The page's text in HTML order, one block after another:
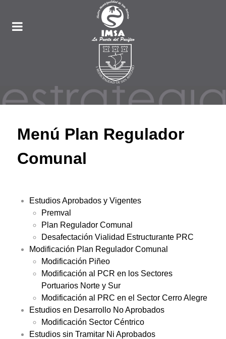
Menú Plan Regulador
Comunal
Estudios Aprobados y Vigentes
Premval
Plan Regulador Comunal
Desafectación Vialidad Estructurante PRC
Modificación Plan Regulador Comunal
Modificación Piñeo
Modificación al PCR en los Sectores
Portuarios Norte y Sur
Modificación al PRC en el Sector Cerro Alegre
Estudios en Desarrollo No Aprobados
Modificación Sector Céntrico
Estudios sin Tramitar Ni Aprobados